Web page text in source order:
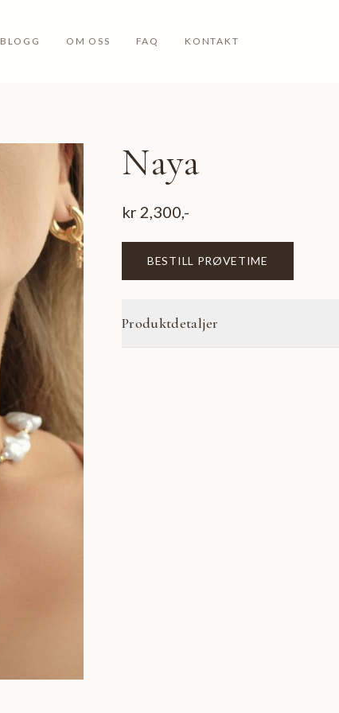
BLOGG OM OSS FAQ KONTAKT
Naya
kr 2,300,-
BESTILL PRØVETIME
Produktdetaljer